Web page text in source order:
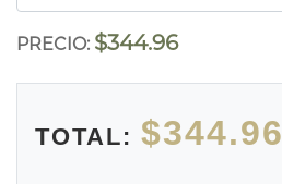
PRECIO: $344.96
TOTAL: $344.96